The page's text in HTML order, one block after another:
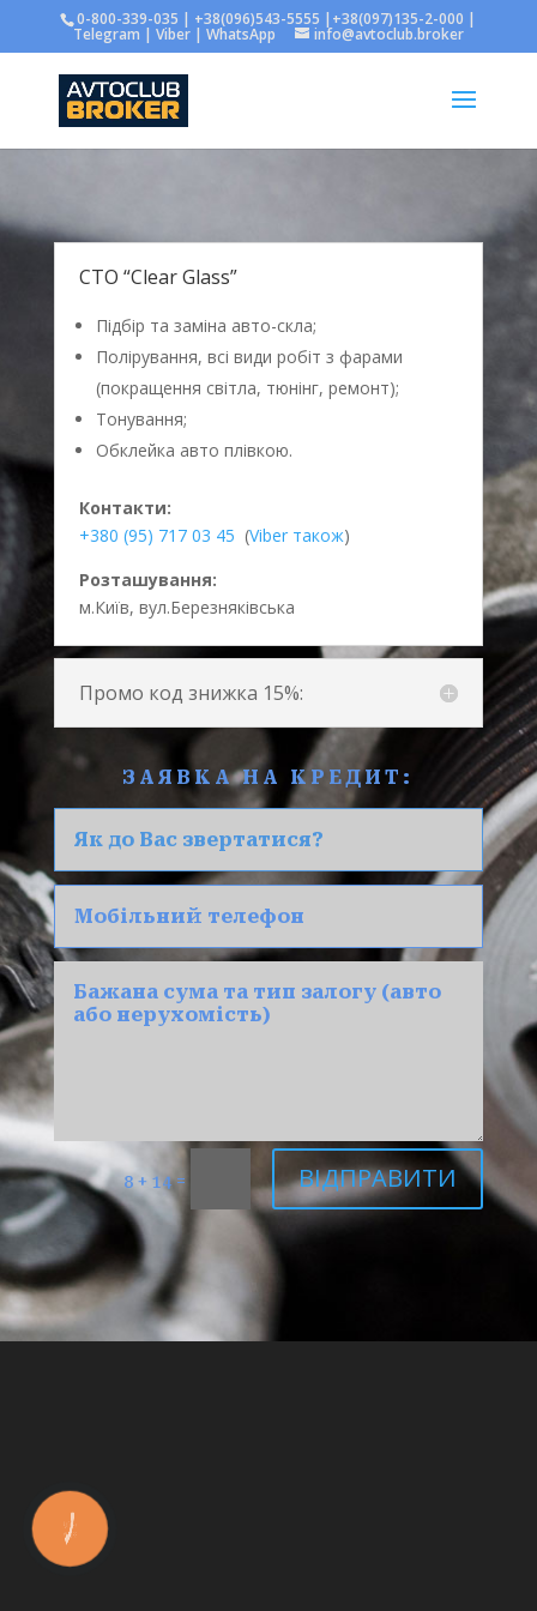
0-800-339-035 | +38(096)543-5555 |+38(097)135-2-000 |
Telegram | Viber | WhatsApp info@avtoclub.broker
СТО “Clear Glass”
Підбір та заміна авто-скла;
Полірування, всі види робіт з фарами
(покращення світла, тюнінг, ремонт);
Тонування;
Обклейка авто плівкою.
Контакти:
+380 (95) 717 03 45 (Viber також)
Розташування:
м.Київ, вул.Березняківська
Промо код знижка 15%:
ЗАЯВКА НА КРЕДИТ:
8 + 14= ВІДПРАВИТИ
КНОПКА
ЗВ'ЯЗКУ